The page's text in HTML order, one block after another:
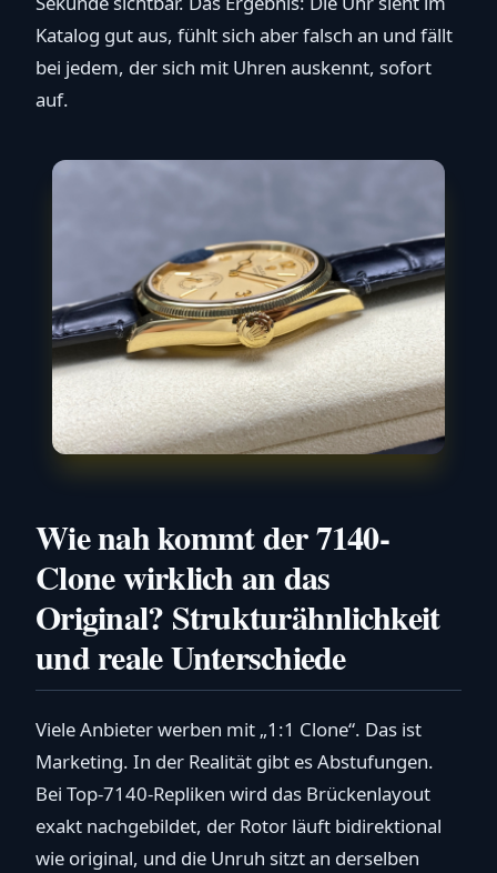
Katalog gut aus, fühlt sich aber falsch an und fällt
bei jedem, der sich mit Uhren auskennt, sofort
auf.
Wie nah kommt der 7140-
Clone wirklich an das
Original? Strukturähnlichkeit
und reale Unterschiede
Viele Anbieter werben mit „1:1 Clone“. Das ist
Marketing. In der Realität gibt es Abstufungen.
Bei Top-7140-Repliken wird das Brückenlayout
exakt nachgebildet, der Rotor läuft bidirektional
wie original, und die Unruh sitzt an derselben